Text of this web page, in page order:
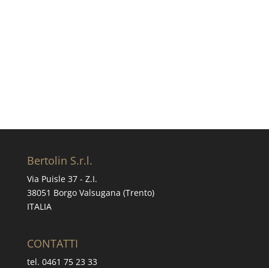
Bertolin S.r.l.
Via Puisle 37 - Z.I.
38051 Borgo Valsugana (Trento)
ITALIA
CONTATTI
tel. 0461 75 23 33